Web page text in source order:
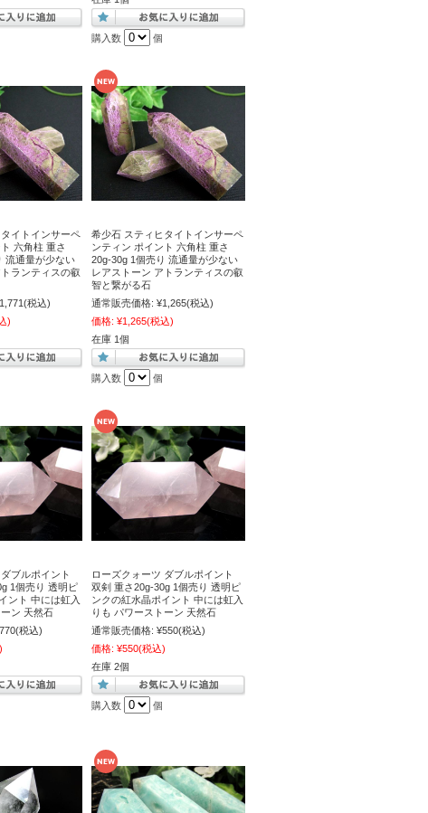
購入数 個
イトインサーペ
六角柱 重さ
流通量が少ない
ランティスの叡
(税込)
)
希少石 スティヒタイトインサーペ
ンティン ポイント 六角柱 重さ
20g-30g 1個売り 流通量が少ない
レアストーン アトランティスの叡
智と繋がる石
通常販売価格: ¥1,265(税込)
価格: ¥1,265(税込)
在庫 1個
購入数 個
ブルポイント
1個売り 透明ピ
ント 中には虹入
ン 天然石
(税込)
ローズクォーツ ダブルポイント
双剣 重さ20g-30g 1個売り 透明ピ
ンクの紅水晶ポイント 中には虹入
りも パワーストーン 天然石
通常販売価格: ¥550(税込)
価格: ¥550(税込)
在庫 2個
購入数 個